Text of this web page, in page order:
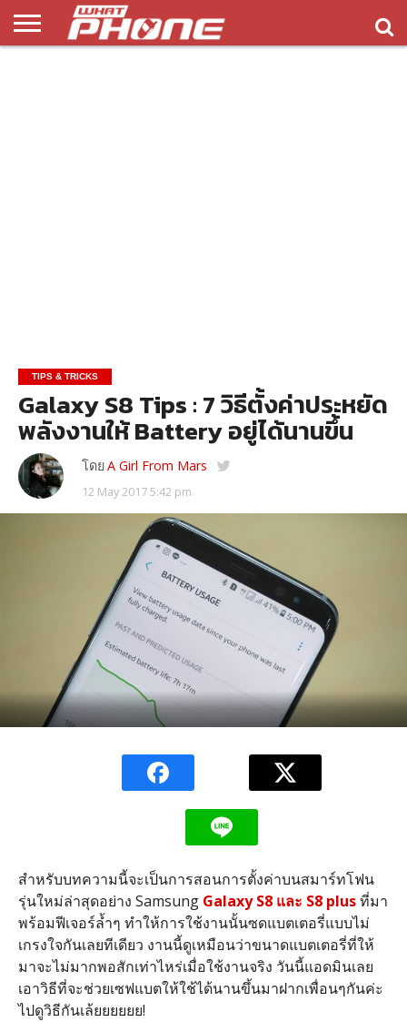
TIPS & TRICKS
Galaxy S8 Tips : 7 วิธีตั้งค่าประหยัด
พลังงานให้ Battery อยู่ได้นานขึ้น
โดยA Girl From Mars
12 May 2017 5:42 pm
สำหรับบทความนี้จะเป็นการสอนการตั้งค่าบนสมาร์ทโฟน
รุ่นใหม่ล่าสุดอย่าง Samsung Galaxy S8 และ S8 plusที่มา
พร้อมฟีเจอร์ล้ำๆ ทำให้การใช้งานนั้นซดแบตเตอรี่แบบไม่
เกรงใจกันเลยทีเดียว งานนี้ดูเหมือนว่าขนาดแบตเตอรี่ที่ให้
มาจะไม่มากพอสักเท่าไหร่เมื่อใช้งานจริง วันนี้แอดมินเลย
เอาวิธีที่จะช่วยเซฟแบตให้ใช้ได้นานขึ้นมาฝากเพื่อนๆกันค่ะ
ไปดูวิธีกันเล้ยยยยยย!